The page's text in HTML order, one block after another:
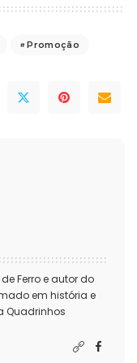
Promoção
Ferro e autor do
em história e
Quadrinhos